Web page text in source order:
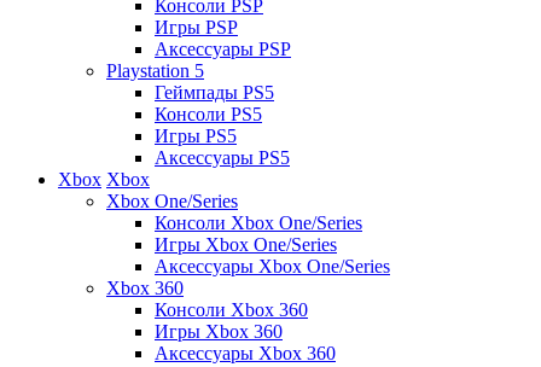
Консоли PSP
Игры PSP
Аксессуары PSP
Playstation 5
Геймпады PS5
Консоли PS5
Игры PS5
Аксессуары PS5
Xbox Xbox
Xbox One/Series
Консоли Xbox One/Series
Игры Xbox One/Series
Аксессуары Xbox One/Series
Xbox 360
Консоли Xbox 360
Игры Xbox 360
Аксессуары Xbox 360